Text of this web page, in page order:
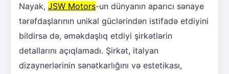
Nayak, JSW Motors-un dünyanın aparıcı sənaye
tərəfdaşlarının unikal güclərindən istifadə etdiyini
bildirsə də, əməkdaşlıq etdiyi şirkətlərin
detallarını açıqlamadı. Şirkət, italyan
dizaynerlərinin sənətkarlığını və estetikası,